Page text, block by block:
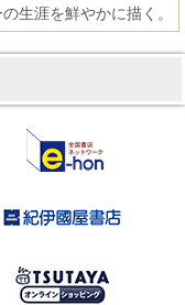
生涯を鮮やかに描く。